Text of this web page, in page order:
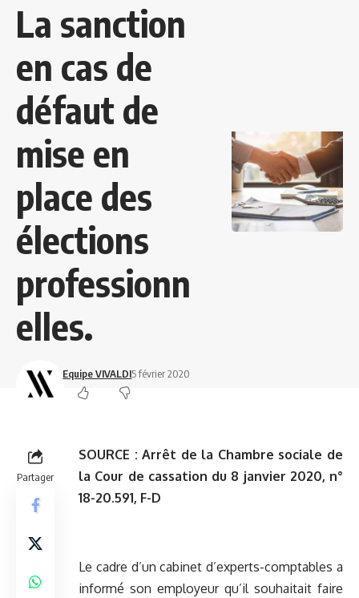
La sanction
en cas de
défaut de
mise en
place des
élections
professionn
elles.
Equipe VIVALDI5 février 2020
Partager
SOURCE : Arrêt de la Chambre sociale de
la Cour de cassation du 8 janvier 2020, n°
18-20.591, F-D
Le cadre d’un cabinet d’experts-comptables a
informé son employeur qu’il souhaitait faire